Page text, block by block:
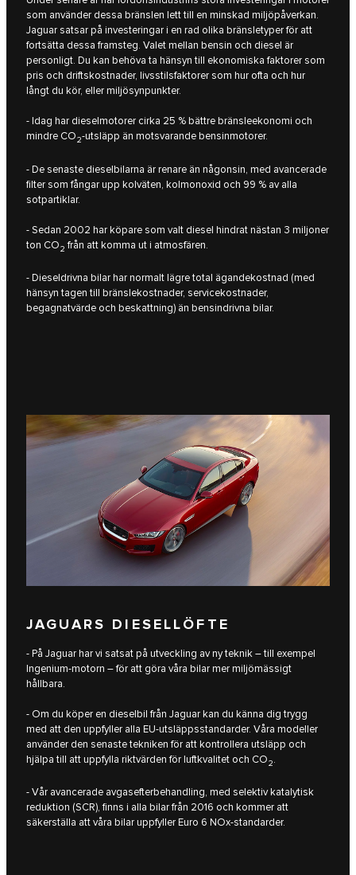
som använder dessa bränslen lett till en minskad miljöpåverkan.
Jaguar satsar på investeringar i en rad olika bränsletyper för att
fortsätta dessa framsteg. Valet mellan bensin och diesel är
personligt. Du kan behöva ta hänsyn till ekonomiska faktorer som
pris och driftskostnader, livsstilsfaktorer som hur ofta och hur
långt du kör, eller miljösynpunkter.
- Idag har dieselmotorer cirka 25 % bättre bränsleekonomi och
mindre CO2-utsläpp än motsvarande bensinmotorer.
- De senaste dieselbilarna är renare än någonsin, med avancerade
filter som fångar upp kolväten, kolmonoxid och 99 % av alla
sotpartiklar.
- Sedan 2002 har köpare som valt diesel hindrat nästan 3 miljoner
ton CO2 från att komma ut i atmosfären.
- Dieseldrivna bilar har normalt lägre total ägandekostnad (med
hänsyn tagen till bränslekostnader, servicekostnader,
begagnatvärde och beskattning) än bensindrivna bilar.
JAGUARS DIESELLÖFTE
- På Jaguar har vi satsat på utveckling av ny teknik – till exempel
Ingenium-motorn – för att göra våra bilar mer miljömässigt
hållbara.
- Om du köper en dieselbil från Jaguar kan du känna dig trygg
med att den uppfyller alla EU-utsläppsstandarder. Våra modeller
använder den senaste tekniken för att kontrollera utsläpp och
hjälpa till att uppfylla riktvärden för luftkvalitet och CO2.
- Vår avancerade avgasefterbehandling, med selektiv katalytisk
reduktion (SCR), finns i alla bilar från 2016 och kommer att
säkerställa att våra bilar uppfyller Euro 6 NOx-standarder.